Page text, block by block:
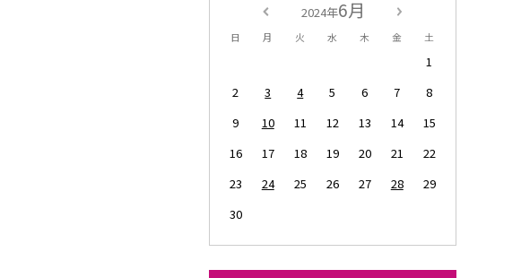
2024年6月
日 月 火 水 木 金 土
1
2
3 4 5 6 7
8
9
10 11 12 13 14
15
16
17 18 19 20 21
22
23
24 25 26 27 28
29
30